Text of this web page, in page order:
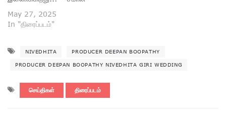
May 27, 2025
In "திரைப்படம்"
NIVEDHITA PRODUCER DEEPAN BOOPATHY
PRODUCER DEEPAN BOOPATHY NIVEDHITA GIRI WEDDING
செய்திகள் திரைப்படம்